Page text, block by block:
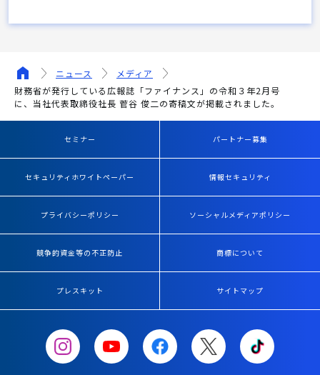
ニュース
メディア
財務省が発行している広報誌「ファイナンス」の令和３年2月号
に、当社代表取締役社長 菅谷 俊二の寄稿文が掲載されました。
セミナー パートナー募集
セキュリティホワイトペーパー 情報セキュリティ
プライバシーポリシー ソーシャルメディアポリシー
競争的資金等の不正防止 商標について
プレスキット サイトマップ